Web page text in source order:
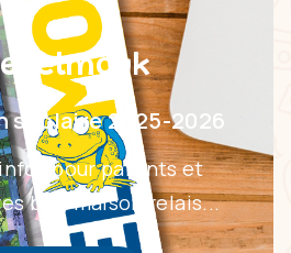
scolaire 2025-2026
pour parents et
bus, maison relais...